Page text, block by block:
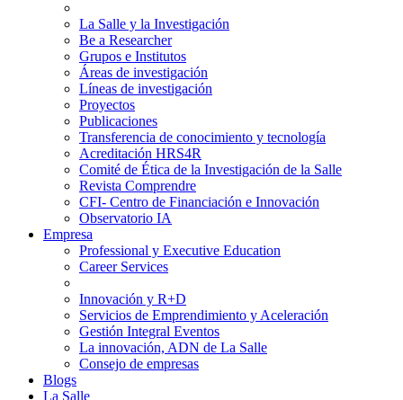
La Salle y la Investigación
Be a Researcher
Grupos e Institutos
Áreas de investigación
Líneas de investigación
Proyectos
Publicaciones
Transferencia de conocimiento y tecnología
Acreditación HRS4R
Comité de Ética de la Investigación de la Salle
Revista Comprendre
CFI- Centro de Financiación e Innovación
Observatorio IA
Empresa
Professional y Executive Education
Career Services
Innovación y R+D
Servicios de Emprendimiento y Aceleración
Gestión Integral Eventos
La innovación, ADN de La Salle
Consejo de empresas
Blogs
La Salle